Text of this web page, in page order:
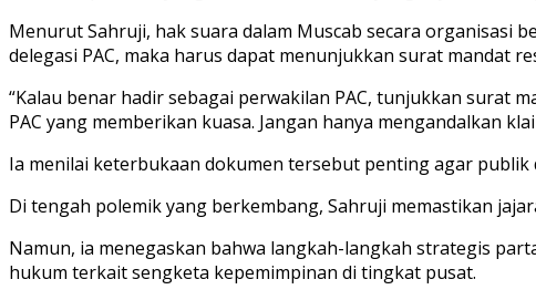
Menurut Sahruji, hak suara dalam Muscab secara organisasi
delegasi PAC, maka harus dapat menunjukkan surat mandat
“Kalau benar hadir sebagai perwakilan PAC, tunjukkan surat
PAC yang memberikan kuasa. Jangan hanya mengandalkan
Ia menilai keterbukaan dokumen tersebut penting agar
Di tengah polemik yang berkembang, Sahruji memastikan
Namun, ia menegaskan bahwa langkah-langkah strategis
hukum terkait sengketa kepemimpinan di tingkat pusat.